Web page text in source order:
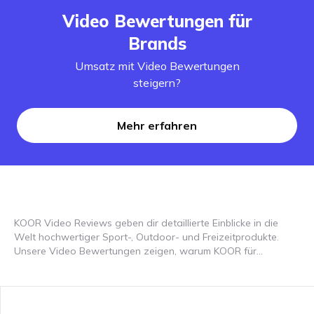
Video Bewertungen für
Brands
Umsatz mit Video Bewertungen
steigern?
Mehr erfahren
KOOR Video Reviews geben dir detaillierte Einblicke in die
Welt hochwertiger Sport-, Outdoor- und Freizeitprodukte.
Unsere Video Bewertungen zeigen, warum KOOR für